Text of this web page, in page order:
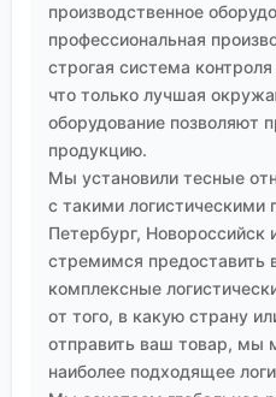
производственное
профессиональная
строгая система
что только лучшая
оборудование позволяют
продукцию.
Мы установили тесные
с такими логистическими
Петербург, Новороссийск
стремимся предоставить
комплексные
от того, в какую страну
отправить ваш товар, мы
наиболее подходящее